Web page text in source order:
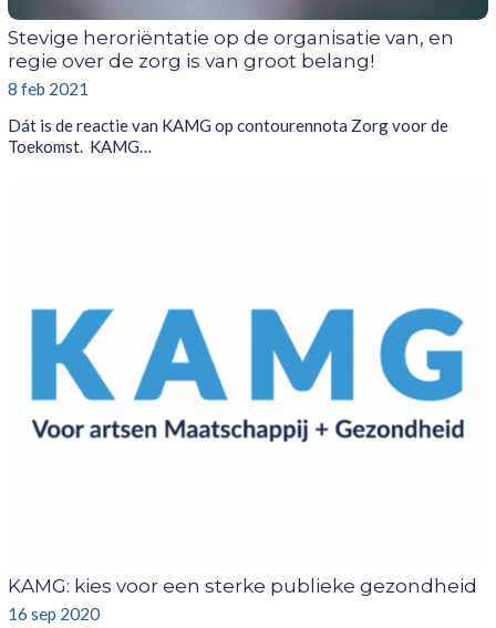
Stevige heroriëntatie op de organisatie van, en
regie over de zorg is van groot belang!
8 feb 2021
Dát is de reactie van KAMG op contourennota Zorg voor de
Toekomst. KAMG…
KAMG: kies voor een sterke publieke gezondheid
16 sep 2020